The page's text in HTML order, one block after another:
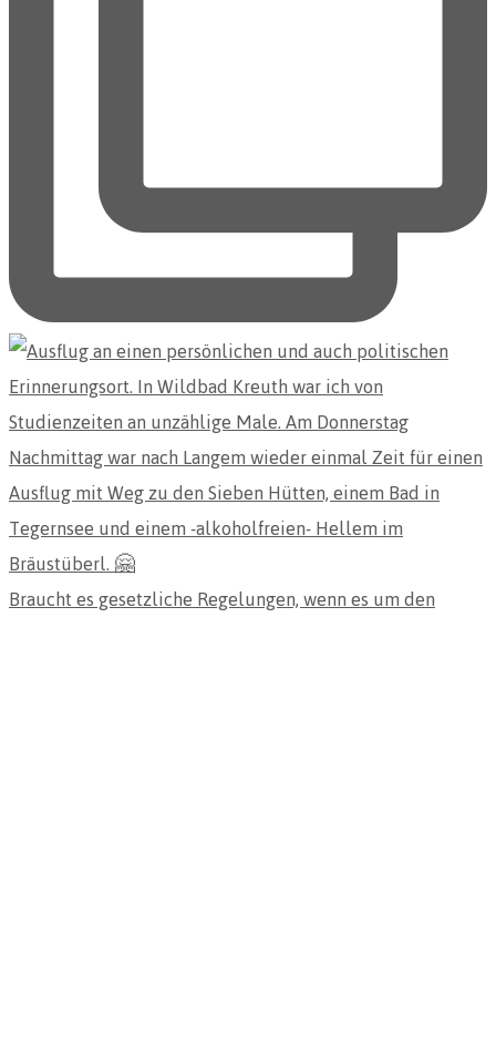
Braucht es gesetzliche Regelungen, wenn es um den